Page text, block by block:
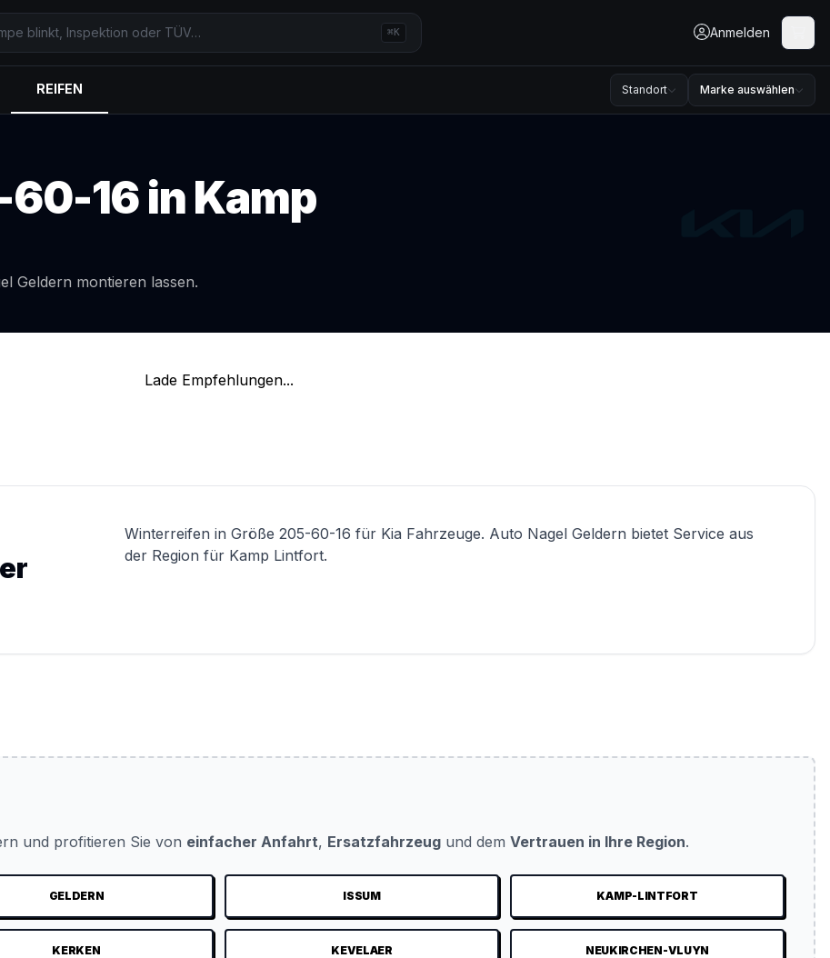
⌘K Anmelden
REIFEN Standort Marke auswählen
16inKamp
Geldern montieren lassen.
Lade Empfehlungen...
Winterreifen in Größe 205-60-16 für Kia Fahrzeuge. Auto Nagel Geldern bietet Service aus
der Region für Kamp Lintfort.
und profitieren Sie von einfacher Anfahrt, Ersatzfahrzeug und dem Vertrauen in Ihre Region.
GELDERN ISSUM KAMP-LINTFORT
KERKEN KEVELAER NEUKIRCHEN-VLUYN